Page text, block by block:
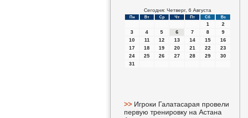
Сегодня: Четверг, 6 Августа
Пн Вт Ср Чт Пт Сб Вс
1
2
3
4 5 6 7 8
9
10
11 12 13 14 15
16
17
18 19 20 21 22
23
24
25 26 27 28 29
30
31
>> Игроки Галатасарая провели
первую тренировку на Астана